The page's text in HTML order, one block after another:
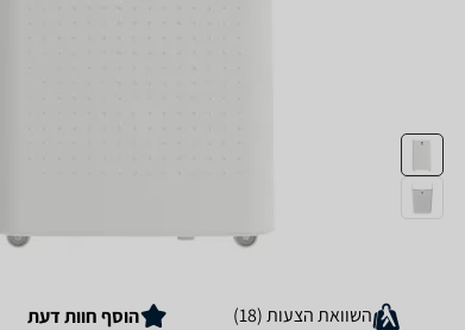
השוואת הצעות (18) הוסף חוות דעת